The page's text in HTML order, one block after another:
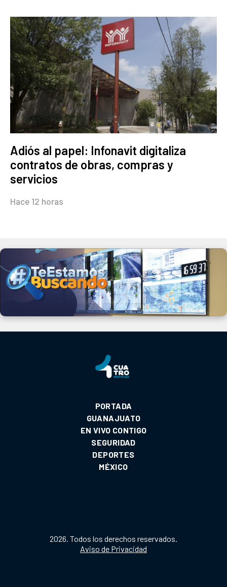
Adiós al papel: Infonavit digitaliza
contratos de obras, compras y
servicios
Hace 12 horas
PORTADA
GUANAJUATO
EN VIVO CONTIGO
SEGURIDAD
DEPORTES
MÉXICO
2026. Todos los derechos reservados.
Aviso de Privacidad